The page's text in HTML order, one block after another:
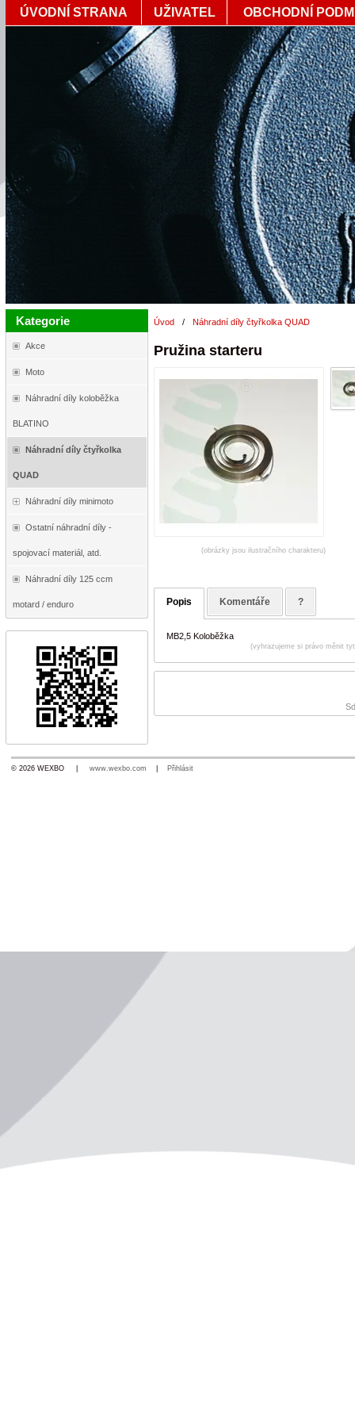
ÚVODNÍ STRANA UŽIVATEL OBCHODNÍ
Kategorie
Akce
Moto
Náhradní díly koloběžka
BLATINO
Náhradní díly čtyřkolka
QUAD
Náhradní díly minimoto
Ostatní náhradní díly -
spojovací materiál, atd.
Náhradní díly 125 ccm
motard / enduro
Úvod / Náhradní díly čtyřkolka QUAD
Pružina starteru
(obrázky jsou ilustračního charakteru)
Popis Komentáře ?
MB2,5 Koloběžka
(vyhrazujeme si právo měnit
© 2026 WEXBO | www.wexbo.com Přihlásit